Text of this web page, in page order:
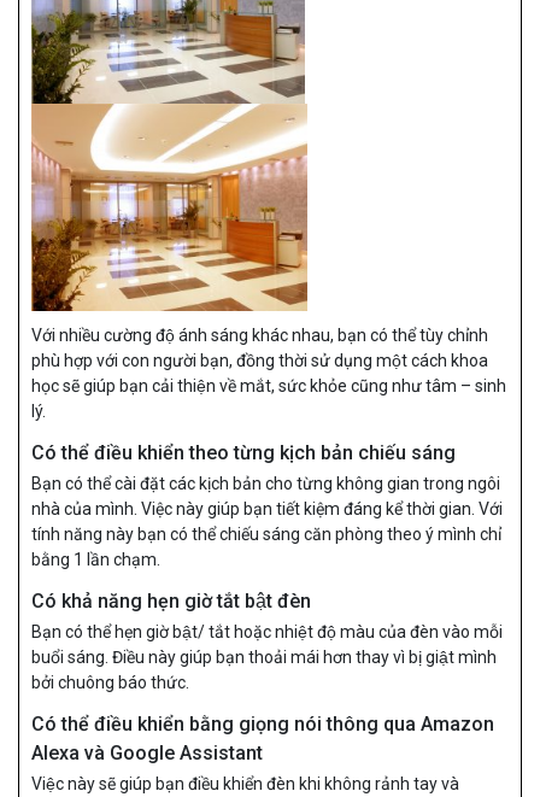
Với nhiều cường độ ánh sáng khác nhau, bạn có thể tùy chỉnh
phù hợp với con người bạn, đồng thời sử dụng một cách khoa
học sẽ giúp bạn cải thiện về mắt, sức khỏe cũng như tâm – sinh
lý.
Có thể điều khiển theo từng kịch bản chiếu sáng
Bạn có thể cài đặt các kịch bản cho từng không gian trong ngôi
nhà của mình. Việc này giúp bạn tiết kiệm đáng kể thời gian. Với
tính năng này bạn có thể chiếu sáng căn phòng theo ý mình chỉ
bằng 1 lần chạm.
Có khả năng hẹn giờ tắt bật đèn
Bạn có thể hẹn giờ bật/ tắt hoặc nhiệt độ màu của đèn vào mỗi
buổi sáng. Điều này giúp bạn thoải mái hơn thay vì bị giật mình
bởi chuông báo thức.
Có thể điều khiển bằng giọng nói thông qua Amazon
Alexa và Google Assistant
Việc này sẽ giúp bạn điều khiển đèn khi không rảnh tay và